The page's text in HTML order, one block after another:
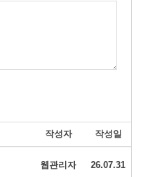
작성자 작성일
웹관리자 26.07.31